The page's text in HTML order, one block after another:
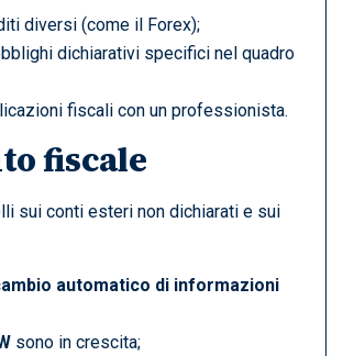
diversi (come il Forex);
dichiarativi specifici nel quadro
fiscali con un professionista.
fiscale
sui conti esteri non dichiarati e sui
automatico di informazioni
sono in crescita;